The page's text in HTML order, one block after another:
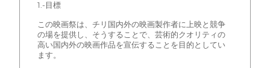
1.-目標
この映画祭は、チリ国内外の映画製作者に上映と競争
の場を提供し、そうすることで、芸術的クオリティの
高い国内外の映画作品を宣伝することを目的としてい
ます。